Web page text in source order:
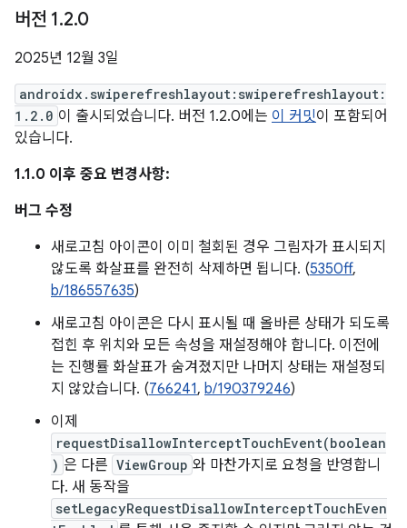
버전 1.2.0
2025년 12월 3일
androidx.swiperefreshlayout:swiperefreshlayout:
1.2.0 이 출시되었습니다. 버전 1.2.0에는 이 커밋이 포함되어
있습니다.
1.1.0 이후 중요 변경사항:
버그 수정
새로고침 아이콘이 이미 철회된 경우 그림자가 표시되지
않도록 화살표를 완전히 삭제하면 됩니다. (5350ff,
b/186557635)
새로고침 아이콘은 다시 표시될 때 올바른 상태가 되도록
접힌 후 위치와 모든 속성을 재설정해야 합니다. 이전에
는 진행률 화살표가 숨겨졌지만 나머지 상태는 재설정되
지 않았습니다. (766241, b/190379246)
이제
requestDisallowInterceptTouchEvent(boolean
) 은 다른 ViewGroup 와 마찬가지로 요청을 반영합니
다. 새 동작을
setLegacyRequestDisallowInterceptTouchEven